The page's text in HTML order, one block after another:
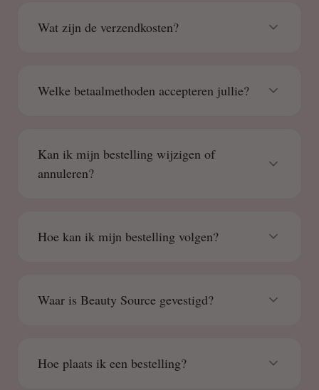
Wat zijn de verzendkosten?
Welke betaalmethoden accepteren jullie?
Kan ik mijn bestelling wijzigen of
annuleren?
Hoe kan ik mijn bestelling volgen?
Waar is Beauty Source gevestigd?
Hoe plaats ik een bestelling?